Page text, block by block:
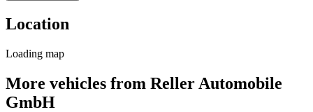
Location
Loading map
More vehicles from Reller Automobile
GmbH